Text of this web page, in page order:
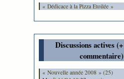
« Dédicace à la Pizza Etoilée »
Discussions actives (+
commentaire)
« Nouvelle année 2008 » (25)